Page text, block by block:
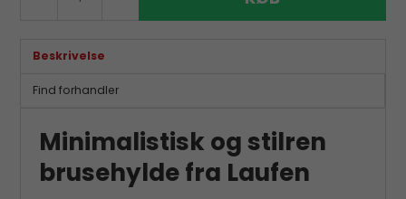
Beskrivelse
Find forhandler
Minimalistisk og stilren
brusehylde fra Laufen